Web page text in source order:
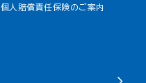
個人賠償責任保険のご案内